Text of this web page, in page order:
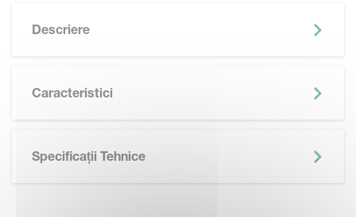
Descriere
Caracteristici
Specificații Tehnice